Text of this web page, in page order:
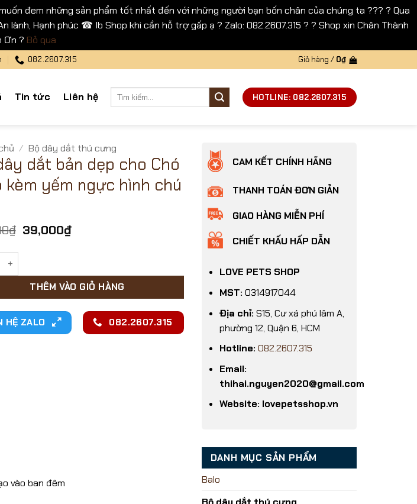
đem những sản phẩm tốt nhất đến với những người bạn bốn chân của chúng ta ??? ? Qua
Hạnh phúc ☎ Ib Shop khi cần hỗ trợ gấp ạ ? Zalo: 082.2607.315 ? ? Shop xin Chân Thành
Ơn ? Bỏ qua
082.2607.315 Giỏ hàng / 0₫
Tin tức Liên hệ
Tìm
kiếm:
HOTLINE: 082.2607.315
/ Bộ dây dắt thú cưng
dắt bản dẹp cho Chó
kèm yếm ngực hình chú
₫ Giá
gốc
39,000₫Giá
39,000₫.
dắt bản dẹp cho Chó Mèo kèm yếm ngực hình chú Cún số lượng
THÊM VÀO GIỎ HÀNG
HỆ ZALO 082.2607.315
CAM KẾT CHÍNH HÃNG
THANH TOÁN ĐƠN GIẢN
GIAO HÀNG MIỄN PHÍ
CHIẾT KHẤU HẤP DẪN
LOVE PETS SHOP
MST: 0314917044
Địa chỉ: S15, Cư xá phú lâm A,
phường 12, Quận 6, HCM
Hotline: 082.2607.315
Email:
thihai.nguyen2020@gmail.com
Website: lovepetsshop.vn
vào ban đêm
DANH MỤC SẢN PHẨM
Balo